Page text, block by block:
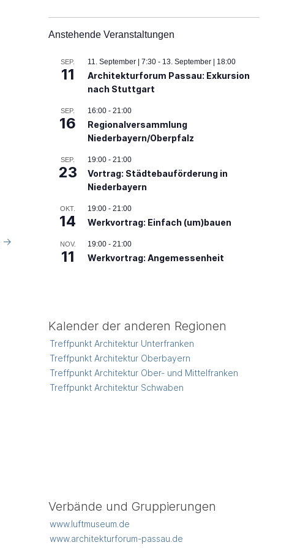
→
Anstehende Veranstaltungen
SEP.
11
11. September | 7:30- 13. September | 18:00
Architekturforum Passau: Exkursion
nach Stuttgart
SEP.
16
16:00- 21:00
Regionalversammlung
Niederbayern/Oberpfalz
SEP.
23
19:00- 21:00
Vortrag: Städtebauförderung in
Niederbayern
OKT.
14
19:00- 21:00
Werkvortrag: Einfach (um)bauen
NOV.
11
19:00- 21:00
Werkvortrag: Angemessenheit
Kalender der anderen Regionen
Treffpunkt Architektur Unterfranken
Treffpunkt Architektur Oberbayern
Treffpunkt Architektur Ober- und Mittelfranken
Treffpunkt Architektur Schwaben
Verbände und Gruppierungen
www.luftmuseum.de
www.architekturforum-passau.de